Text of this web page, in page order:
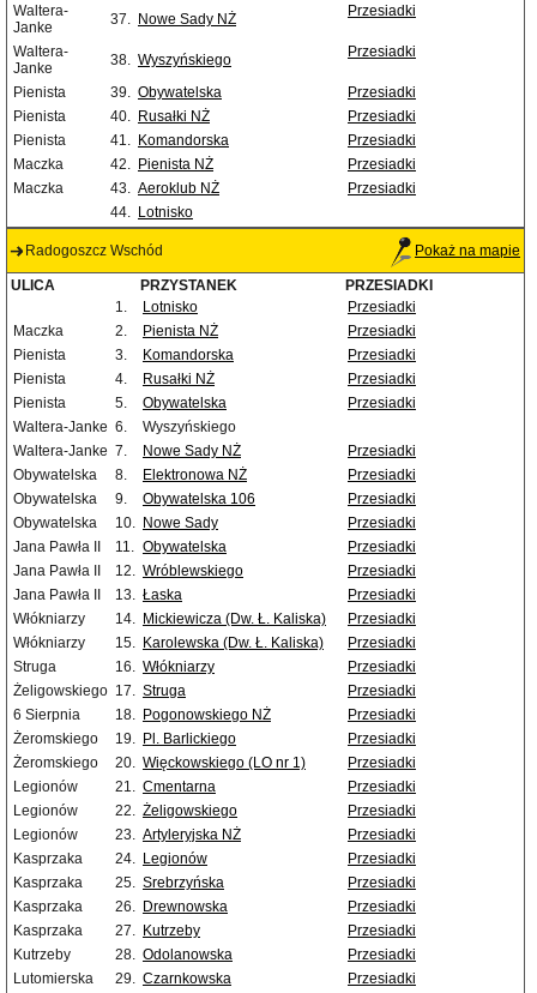
Waltera-
Janke
37. Nowe Sady NŻ Przesiadki
Waltera-
Janke
38. Wyszyńskiego Przesiadki
Pienista 39. Obywatelska
Przesiadki
Pienista
40. Rusałki NŻ
Przesiadki
Pienista
41. Komandorska
Przesiadki
Maczka
42. Pienista NŻ
Przesiadki
Maczka
43. Aeroklub NŻ
Przesiadki
44. Lotnisko
Radogoszcz Wschód Pokaż na mapie
ULICA PRZYSTANEK
PRZESIADKI
1.
Lotnisko
Przesiadki
Maczka
2. Pienista NŻ
Przesiadki
Pienista
3. Komandorska
Przesiadki
Pienista
4. Rusałki NŻ
Przesiadki
Pienista
5. Obywatelska
Przesiadki
Waltera-Janke 6.
Wyszyńskiego
Waltera-Janke 7. Nowe Sady NŻ
Przesiadki
Obywatelska
8. Elektronowa NŻ
Przesiadki
Obywatelska
9. Obywatelska 106
Przesiadki
Obywatelska
10. Nowe Sady
Przesiadki
Jana Pawła II
11. Obywatelska
Przesiadki
Jana Pawła II
12. Wróblewskiego
Przesiadki
Jana Pawła II
13. Łaska
Przesiadki
Włókniarzy
14. Mickiewicza (Dw. Ł. Kaliska)
Przesiadki
Włókniarzy
15. Karolewska (Dw. Ł. Kaliska)
Przesiadki
Struga
16. Włókniarzy
Przesiadki
Żeligowskiego 17. Struga
Przesiadki
6 Sierpnia
18. Pogonowskiego NŻ
Przesiadki
Żeromskiego
19. Pl. Barlickiego
Przesiadki
Żeromskiego
20. Więckowskiego (LO nr 1)
Przesiadki
Legionów
21. Cmentarna
Przesiadki
Legionów
22. Żeligowskiego
Przesiadki
Legionów
23. Artyleryjska NŻ
Przesiadki
Kasprzaka
24. Legionów
Przesiadki
Kasprzaka
25. Srebrzyńska
Przesiadki
Kasprzaka
26. Drewnowska
Przesiadki
Kasprzaka
27. Kutrzeby
Przesiadki
Kutrzeby
28. Odolanowska
Przesiadki
Lutomierska
29. Czarnkowska Przesiadki